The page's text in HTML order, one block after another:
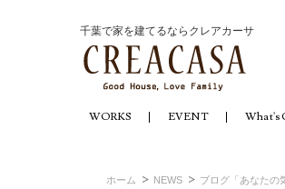
千葉で家を建てるならクレアカーサ
WORKS EVENT What's
ホーム NEWS ブログ「あなたの